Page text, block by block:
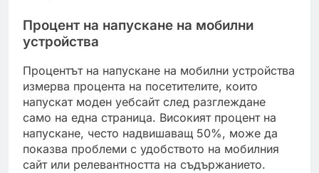
Процент на напускане на мобилни
устройства
Процентът на напускане на мобилни устройства
измерва процента на посетителите, които
напускат моден уебсайт след разглеждане
само на една страница. Високият процент на
напускане, често надвишаващ 50%, може да
показва проблеми с удобството на мобилния
сайт или релевантността на съдържанието.